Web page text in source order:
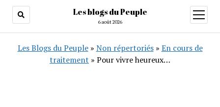
Les blogs du Peuple
6 août 2026
ouvrir
menu
Les Blogs du Peuple» Non répertoriés» En cours de
traitement » Pour vivre heureux…